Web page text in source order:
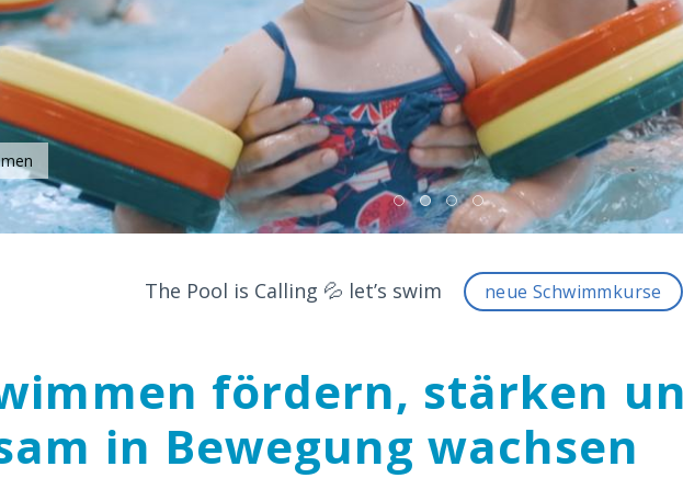
The Pool is Calling 💦 let’s swim neue Schwimmkurse
fördern, stärken
in Bewegung wachsen